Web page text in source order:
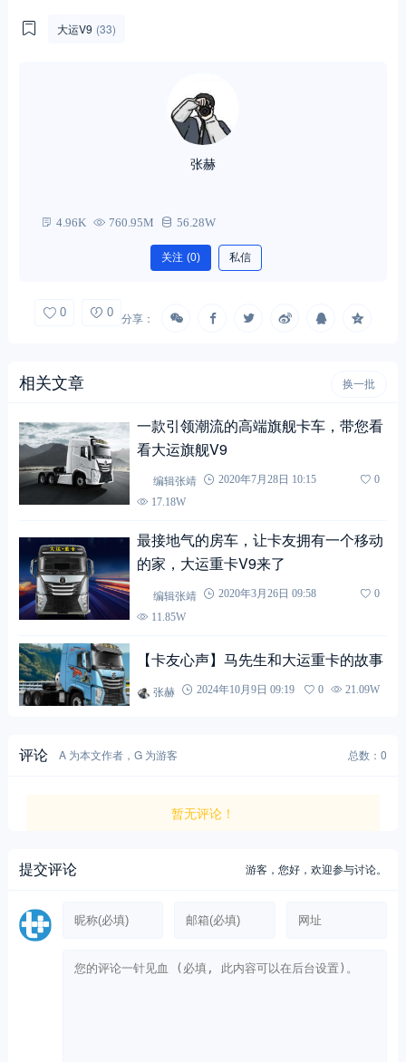
大运V9 (33)
张赫
4.96K 760.95M 56.28W
关注 (0) 私信
0 0 分享：
相关文章 换一批
一款引领潮流的高端旗舰卡车，带您看
看大运旗舰V9
编辑张靖 2020年7月28日 10:15
0
17.18W
最接地气的房车，让卡友拥有一个移动
的家，大运重卡V9来了
编辑张靖 2020年3月26日 09:58
0
11.85W
【卡友心声】马先生和大运重卡的故事
张赫 2024年10月9日 09:19 0 21.09W
评论 A 为本文作者，G 为游客 总数：0
暂无评论！
提交评论 游客，您好，欢迎参与讨论。